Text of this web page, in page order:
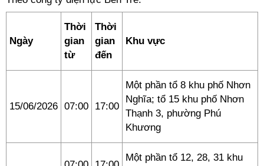
Ngày
Thời
gian
từ
Thời
gian
đến
Khu vực
15/06/2026 07:00 17:00
Một phần tổ 8 khu phố Nhơn
Nghĩa; tổ 15 khu phố Nhơn
Thạnh 3, phường Phú
Khương
Một phần tổ 12, 28, 31 khu